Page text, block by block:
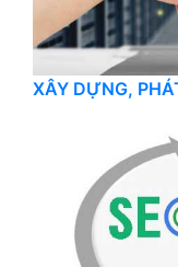
XÂY DỰNG,